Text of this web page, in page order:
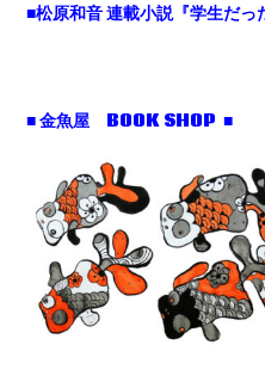
■松原和音 連載小説『学生だ
■ 金魚屋 BOOK SHOP ■